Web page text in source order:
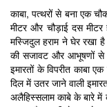
काबा, पत्थरों से बना एक
मीटर और चौड़ाई दस
मस्जिदुल हराम ने घेर रखा
की सजावट और आभूषणों से
इमारतों के विपरीत काबा
दिल में उतर जाने वाली
अलैहिस्सलाम काबे के बारे